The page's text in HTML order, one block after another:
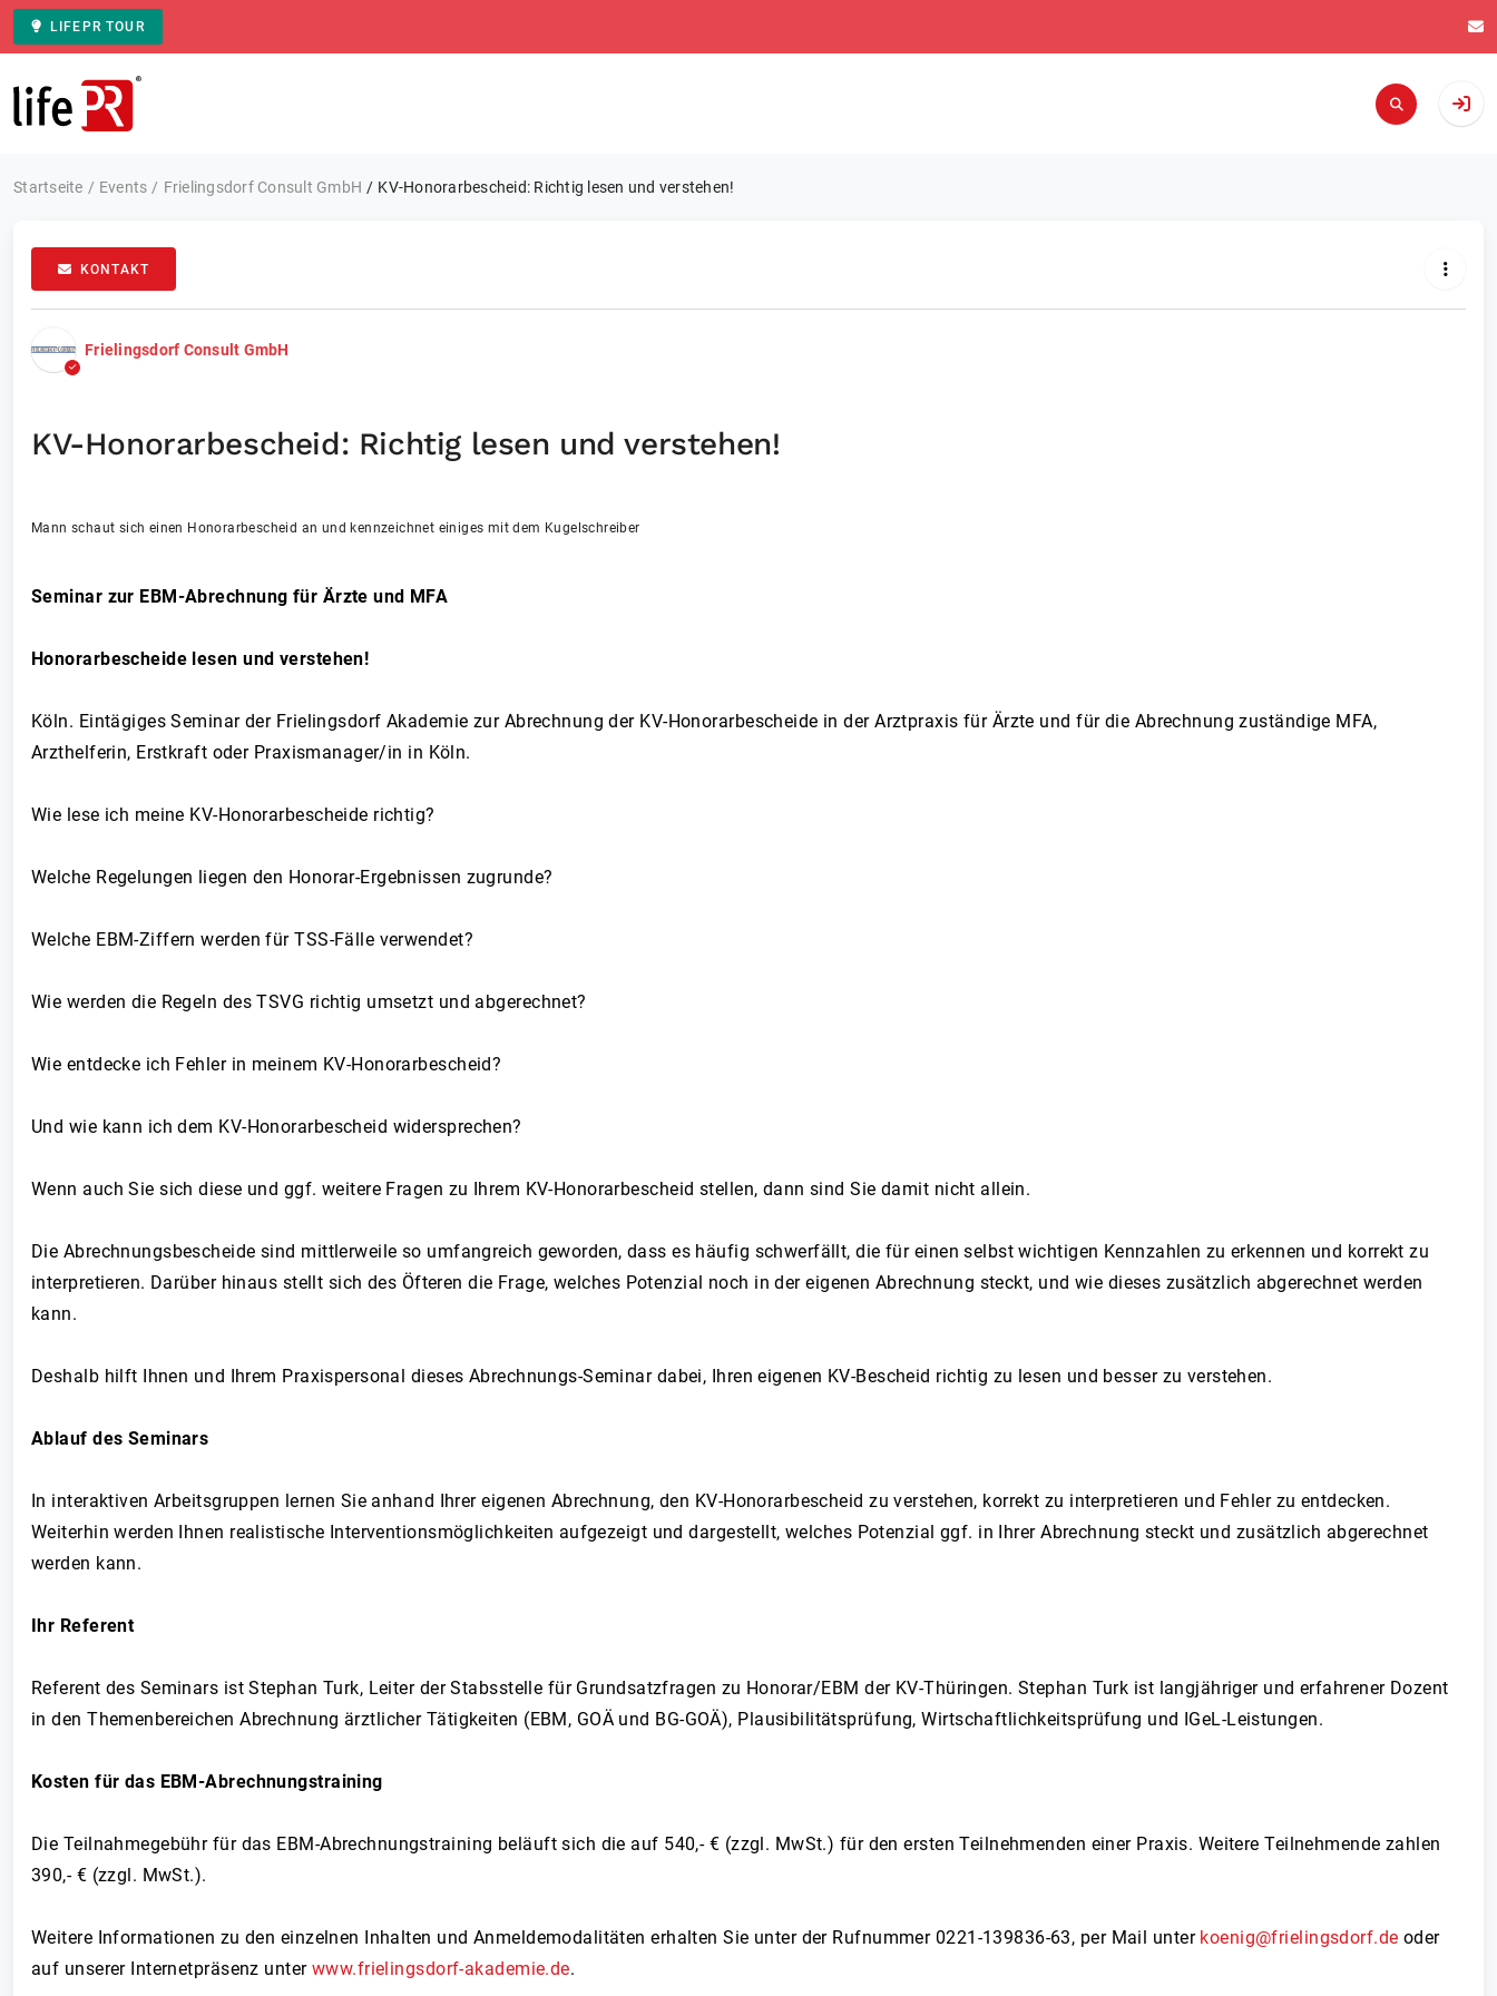
LIFEPR TOUR
Zur Startseite
Startseite Events Frielingsdorf Consult GmbH KV-Honorarbescheid: Richtig lesen und verstehen!
KONTAKT
Frielingsdorf Consult GmbH
KV-Honorarbescheid: Richtig lesen und verstehen!
Mann schaut sich einen Honorarbescheid an und kennzeichnet einiges mit dem Kugelschreiber
Seminar zur EBM-Abrechnung für Ärzte und MFA
Honorarbescheide lesen und verstehen!
Köln. Eintägiges Seminar der Frielingsdorf Akademie zur Abrechnung der KV-Honorarbescheide in der Arztpraxis für Ärzte und für die Abrechnung zuständige MFA,
Arzthelferin, Erstkraft oder Praxismanager/in in Köln.
Wie lese ich meine KV-Honorarbescheide richtig?
Welche Regelungen liegen den Honorar-Ergebnissen zugrunde?
Welche EBM-Ziffern werden für TSS-Fälle verwendet?
Wie werden die Regeln des TSVG richtig umsetzt und abgerechnet?
Wie entdecke ich Fehler in meinem KV-Honorarbescheid?
Und wie kann ich dem KV-Honorarbescheid widersprechen?
Wenn auch Sie sich diese und ggf. weitere Fragen zu Ihrem KV-Honorarbescheid stellen, dann sind Sie damit nicht allein.
Die Abrechnungsbescheide sind mittlerweile so umfangreich geworden, dass es häufig schwerfällt, die für einen selbst wichtigen Kennzahlen zu erkennen und korrekt zu
interpretieren. Darüber hinaus stellt sich des Öfteren die Frage, welches Potenzial noch in der eigenen Abrechnung steckt, und wie dieses zusätzlich abgerechnet werden
kann.
Deshalb hilft Ihnen und Ihrem Praxispersonal dieses Abrechnungs-Seminar dabei, Ihren eigenen KV-Bescheid richtig zu lesen und besser zu verstehen.
Ablauf des Seminars
In interaktiven Arbeitsgruppen lernen Sie anhand Ihrer eigenen Abrechnung, den KV-Honorarbescheid zu verstehen, korrekt zu interpretieren und Fehler zu entdecken.
Weiterhin werden Ihnen realistische Interventionsmöglichkeiten aufgezeigt und dargestellt, welches Potenzial ggf. in Ihrer Abrechnung steckt und zusätzlich abgerechnet
werden kann.
Ihr Referent
Referent des Seminars ist Stephan Turk, Leiter der Stabsstelle für Grundsatzfragen zu Honorar/EBM der KV-Thüringen. Stephan Turk ist langjähriger und erfahrener Dozent
in den Themenbereichen Abrechnung ärztlicher Tätigkeiten (EBM, GOÄ und BG-GOÄ), Plausibilitätsprüfung, Wirtschaftlichkeitsprüfung und IGeL-Leistungen.
Kosten für das EBM-Abrechnungstraining
Die Teilnahmegebühr für das EBM-Abrechnungstraining beläuft sich die auf 540,- € (zzgl. MwSt.) für den ersten Teilnehmenden einer Praxis. Weitere Teilnehmende zahlen
390,- € (zzgl. MwSt.).
Weitere Informationen zu den einzelnen Inhalten und Anmeldemodalitäten erhalten Sie unter der Rufnummer 0221-139836-63, per Mail unter koenig@frielingsdorf.de oder
auf unserer Internetpräsenz unter www.frielingsdorf-akademie.de.